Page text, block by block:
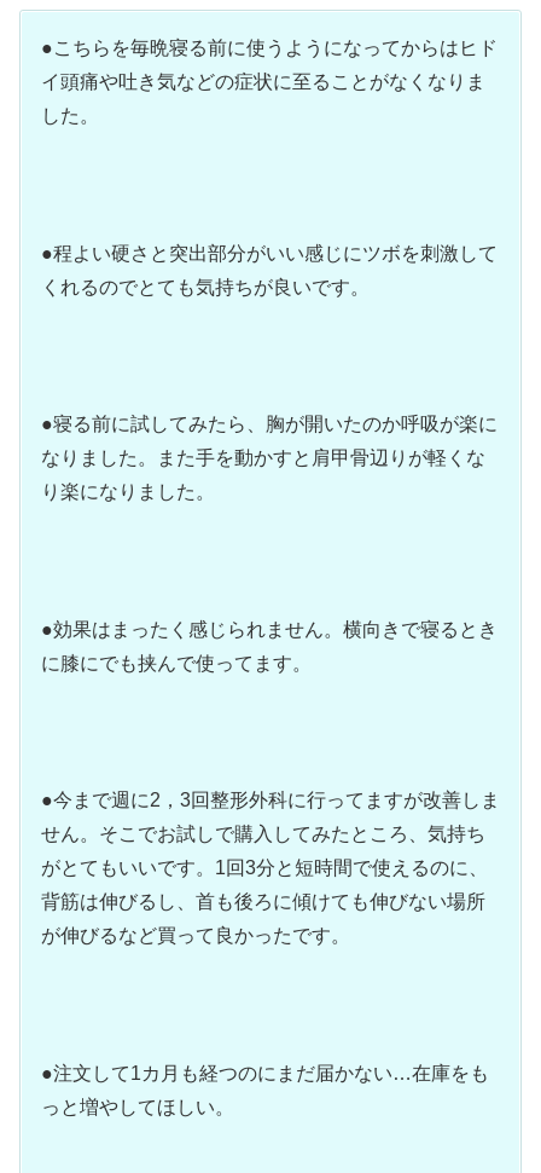
●こちらを毎晩寝る前に使うようになってからはヒド
イ頭痛や吐き気などの症状に至ることがなくなりま
した。
●程よい硬さと突出部分がいい感じにツボを刺激して
くれるのでとても気持ちが良いです。
●寝る前に試してみたら、胸が開いたのか呼吸が楽に
なりました。また手を動かすと肩甲骨辺りが軽くな
り楽になりました。
●効果はまったく感じられません。横向きで寝るとき
に膝にでも挟んで使ってます。
●今まで週に2，3回整形外科に行ってますが改善しま
せん。そこでお試しで購入してみたところ、気持ち
がとてもいいです。1回3分と短時間で使えるのに、
背筋は伸びるし、首も後ろに傾けても伸びない場所
が伸びるなど買って良かったです。
●注文して1カ月も経つのにまだ届かない…在庫をも
っと増やしてほしい。